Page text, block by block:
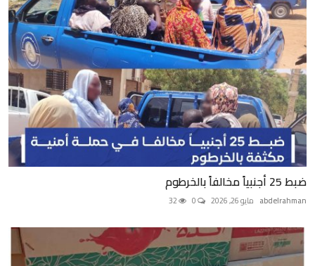
ضبط 25 أجنبياً مخالفاً بالخرطوم
abdelrahman مايو 26, 2026